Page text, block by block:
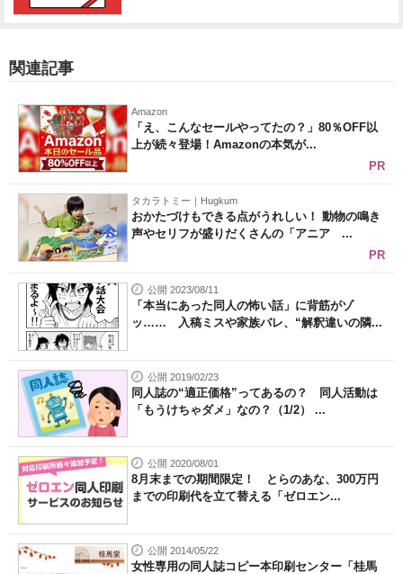
関連記事
Amazon
「え、こんなセールやってたの？」80％OFF以
上が続々登場！Amazonの本気が...
PR
タカラトミー｜Hugkum
おかたづけもできる点がうれしい！ 動物の鳴き
声やセリフが盛りだくさんの「アニア ...
PR
公開 2023/08/11
「本当にあった同人の怖い話」に背筋がゾ
ッ…… 入稿ミスや家族バレ、“解釈違いの隣...
公開 2019/02/23
同人誌の“適正価格”ってあるの？ 同人活動は
「もうけちゃダメ」なの？（1/2） ...
公開 2020/08/01
8月末までの期間限定！ とらのあな、300万円
までの印刷代を立て替える「ゼロエン...
公開 2014/05/22
女性専用の同人誌コピー本印刷センター「桂馬